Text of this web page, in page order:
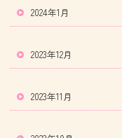
2024年1月
2023年12月
2023年11月